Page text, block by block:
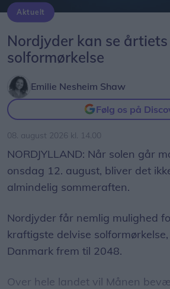
Aktuelt
Nordjyder kan se
solformørkelse
Emilie Nesheim Shaw
Følg os på
08. august 2026 kl. 14.00
NORDJYLLAND: Når solen går
onsdag 12. august, bliver det
almindelig sommeraften.
Nordjyder får nemlig mulighed
kraftigste delvise
Danmark frem til 2048.
Over hele landet vil Månen